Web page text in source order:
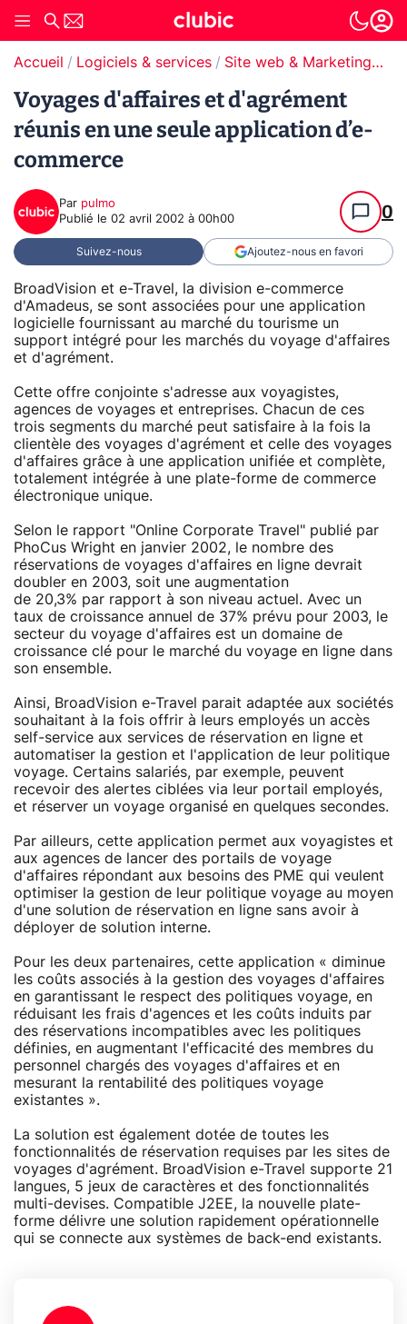
Accueil Logiciels & services Site web & Marketing Digital
Voyages d'affaires et d'agrément
réunis en une seule application d’e-
commerce
Par pulmo
Publié le 02 avril 2002 à 00h00 0
Suivez-nous Ajoutez-nous en favori
BroadVision et e-Travel, la division e-commerce
d'Amadeus, se sont associées pour une application
logicielle fournissant au marché du tourisme un
support intégré pour les marchés du voyage d'affaires
et d'agrément.
Cette offre conjointe s'adresse aux voyagistes,
agences de voyages et entreprises. Chacun de ces
trois segments du marché peut satisfaire à la fois la
clientèle des voyages d'agrément et celle des voyages
d'affaires grâce à une application unifiée et complète,
totalement intégrée à une plate-forme de commerce
électronique unique.
Selon le rapport "Online Corporate Travel" publié par
PhoCus Wright en janvier 2002, le nombre des
réservations de voyages d'affaires en ligne devrait
doubler en 2003, soit une augmentation
de 20,3% par rapport à son niveau actuel. Avec un
taux de croissance annuel de 37% prévu pour 2003, le
secteur du voyage d'affaires est un domaine de
croissance clé pour le marché du voyage en ligne dans
son ensemble.
Ainsi, BroadVision e-Travel parait adaptée aux sociétés
souhaitant à la fois offrir à leurs employés un accès
self-service aux services de réservation en ligne et
automatiser la gestion et l'application de leur politique
voyage. Certains salariés, par exemple, peuvent
recevoir des alertes ciblées via leur portail employés,
et réserver un voyage organisé en quelques secondes.
Par ailleurs, cette application permet aux voyagistes et
aux agences de lancer des portails de voyage
d'affaires répondant aux besoins des PME qui veulent
optimiser la gestion de leur politique voyage au moyen
d'une solution de réservation en ligne sans avoir à
déployer de solution interne.
Pour les deux partenaires, cette application « diminue
les coûts associés à la gestion des voyages d'affaires
en garantissant le respect des politiques voyage, en
réduisant les frais d'agences et les coûts induits par
des réservations incompatibles avec les politiques
définies, en augmentant l'efficacité des membres du
personnel chargés des voyages d'affaires et en
mesurant la rentabilité des politiques voyage
existantes ».
La solution est également dotée de toutes les
fonctionnalités de réservation requises par les sites de
voyages d'agrément. BroadVision e-Travel supporte 21
langues, 5 jeux de caractères et des fonctionnalités
multi-devises. Compatible J2EE, la nouvelle plate-
forme délivre une solution rapidement opérationnelle
qui se connecte aux systèmes de back-end existants.